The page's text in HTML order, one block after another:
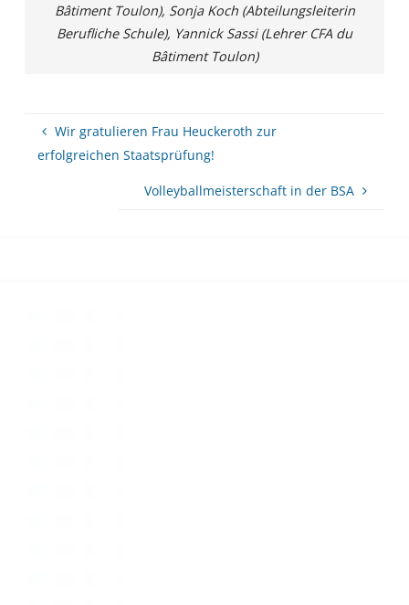
Bâtiment Toulon), Sonja Koch (Abteilungsleiterin
Berufliche Schule), Yannick Sassi (Lehrer CFA du
Bâtiment Toulon)
Wir gratulieren Frau Heuckeroth zur
erfolgreichen Staatsprüfung!
Volleyballmeisterschaft in der BSA